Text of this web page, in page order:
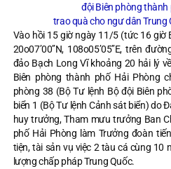
đội Biên phòng thành
trao quà cho ngư dân Trung
Vào hồi 15 giờ ngày 11/5 (tức 16 giờ
20o07’00’’N, 108o05’05’’E, trên
đảo Bạch Long Vĩ khoảng 20 hải lý
Biên phòng thành phố Hải Phòng
phòng 38 (Bộ Tư lệnh Bộ đội Biên
biển 1 (Bộ Tư lệnh Cảnh sát biển) do
huy trưởng, Tham mưu trưởng Ban
phố Hải Phòng làm Trưởng đoàn
tiện, tài sản vụ việc 2 tàu cá cùng 10
lượng chấp pháp Trung Quốc.